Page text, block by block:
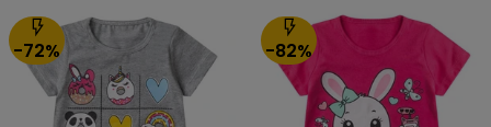
-72% -82%